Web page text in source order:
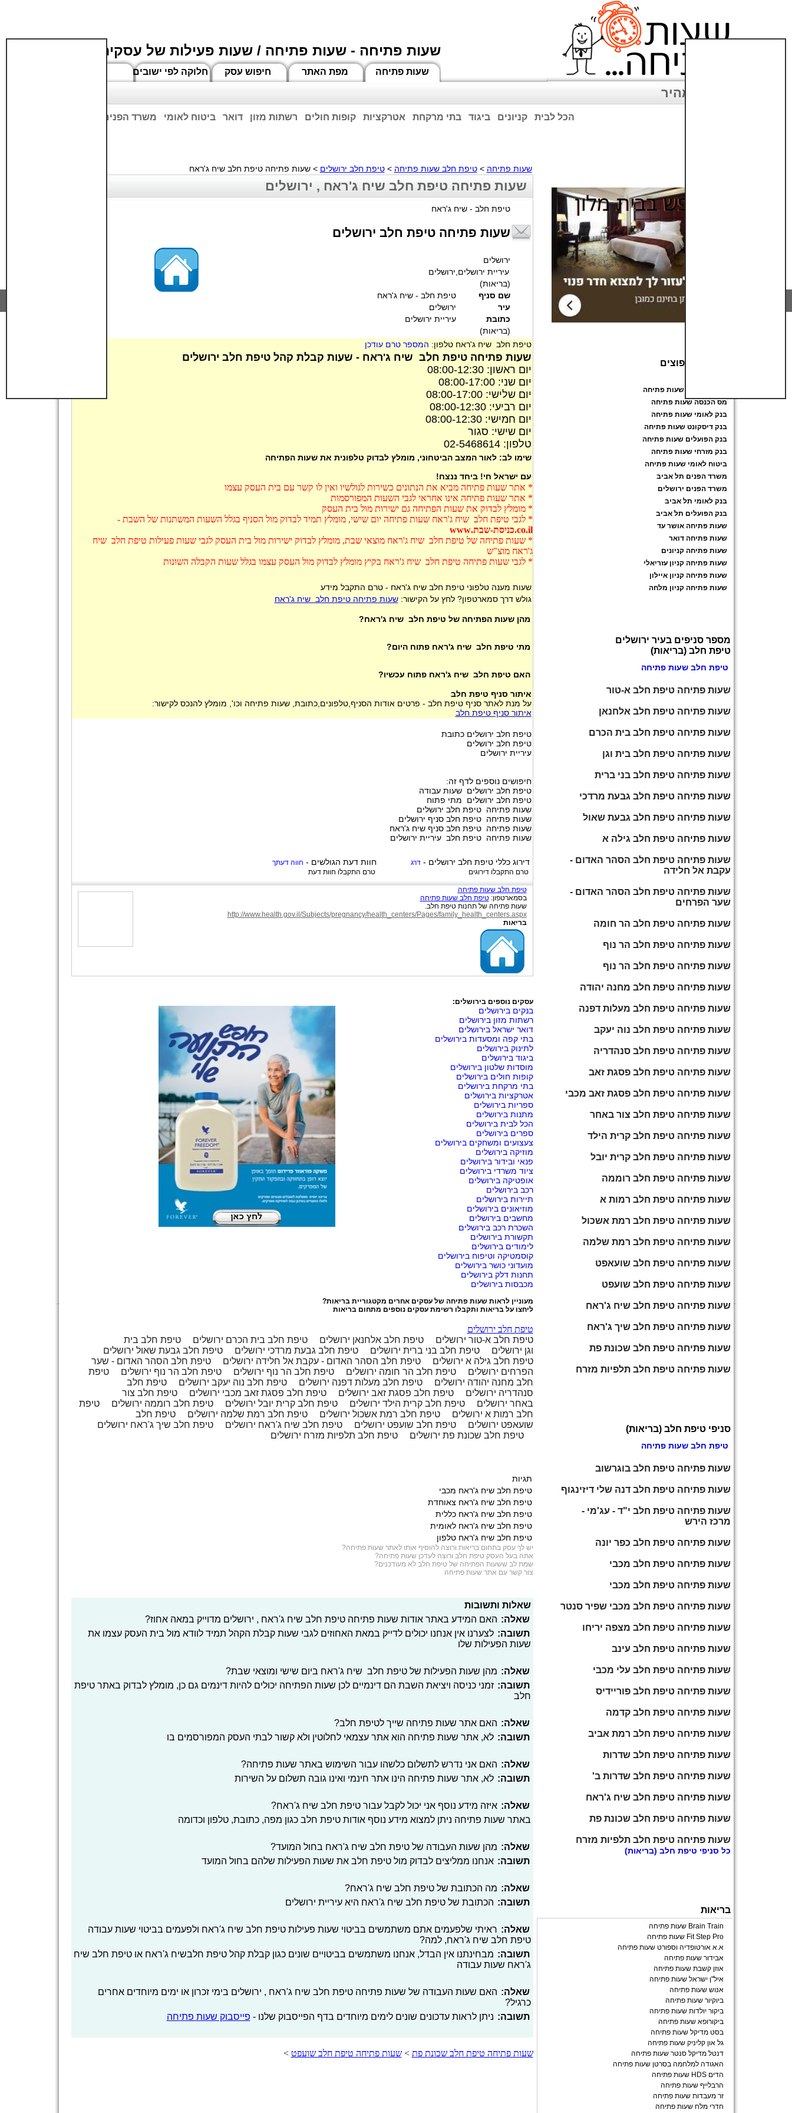
שעות פתיחה - שעות פתיחה / שעות פעילות של עסקים
חלוקה לפי ישובים חיפוש עסק מפת האתר שעות פתיחה
ניווט מהיר
משרד הפנים ביטוח לאומי דואר רשתות מזון קופות חולים אטרקציות בתי מרקחת ביגוד קניונים הכל לבית
שעות פתיחה >טיפת חלב שעות פתיחה >טיפת חלב ירושלים >שעות פתיחה טיפת חלב שיח ג'ראח
שעות פתיחה טיפת חלב שיח ג'ראח , ירושלים
טיפת חלב - שיח ג'ראח
שעות פתיחה טיפת חלב ירושלים
ירושלים
עיריית ירושלים,ירושלים
(בריאות)
שם סניף
טיפת חלב - שיח ג'ראח
עיר
ירושלים
כתובת
עיריית ירושלים
(בריאות)
טיפת חלב שיח ג'ראח טלפון: המספר טרם עודכן
שעות פתיחה טיפת חלב שיח ג'ראח - שעות קבלת קהל טיפת חלב ירושלים
יום ראשון: 08:00-12:30
יום שני: 08:00-17:00
יום שלישי: 08:00-17:00
יום רביעי: 08:00-12:30
יום חמישי: 08:00-12:30
יום שישי: סגור
טלפון: 02-5468614
שימו לב: לאור המצב הביטחוני, מומלץ לבדוק טלפונית את שעות הפתיחה
עם ישראל חי! ביחד ננצח!
* אתר שעות פתיחה מביא את הנתונים כשירות לגולשיו ואין לו קשר עם בית העסק עצמו
* אתר שעות פתיחה אינו אחראי לגבי השעות המפורסמות
* מומלץ לבדוק את שעות הפתיחה גם ישירות מול בית העסק
* לגבי טיפת חלב שיח ג'ראח שעות פתיחה יום שישי, מומלץ תמיד לבדוק מול הסניף בגלל השעות המשתנות של השבת -
co.il.כניסת-שבת.www
* שעות פתיחה של טיפת חלב שיח ג'ראח מוצאי שבת, מומלץ לבדוק ישירות מול בית העסק לגבי שעות פעילות טיפת חלב שיח
ג'ראח מוצ"ש
* לגבי שעות פתיחה טיפת חלב שיח ג'ראח בקיץ מומלץ לבדוק מול העסק עצמו בגלל שעות הקבלה השונות
שעות מענה טלפוני טיפת חלב שיח ג'ראח - טרם התקבל מידע
גולש דרך סמארטפון? לחץ על הקישור:שעות פתיחה טיפת חלב שיח ג'ראח
מהן שעות הפתיחה של טיפת חלב שיח ג'ראח?
מתי טיפת חלב שיח ג'ראח פתוח היום?
האם טיפת חלב שיח ג'ראח פתוח עכשיו?
איתור סניף טיפת חלב
על מנת לאתר סניף טיפת חלב - פרטים אודות הסניף,טלפונים,כתובת, שעות פתיחה וכו', מומלץ להנכס לקישור:
איתור סניף טיפת חלב
טיפת חלב ירושלים כתובת
טיפת חלב ירושלים
עיריית ירושלים
חיפושים נוספים לדף זה:
טיפת חלב ירושלים שעות עבודה
טיפת חלב ירושלים מתי פתוח
שעות פתיחה טיפת חלב ירושלים
שעות פתיחה טיפת חלב סניף ירושלים
שעות פתיחה טיפת חלב סניף שיח ג'ראח
שעות פתיחה טיפת חלב עיריית ירושלים
חוות דעת הגולשים - חווה דעתך
טרם התקבלו חוות דעת
דירוג כלליטיפת חלב ירושלים -דרג
טרם התקבלו דירוגים
טיפת חלב שעות פתיחה
בסמארטפון:טיפת חלב שעות פתיחה
שעות פתיחה של תחנות טיפת חלב.
http://www.health.gov.il/Subjects/pregnancy/health_centers/Pages/family_health_centers.aspx
בריאות
עסקים נוספים בירושלים:
בנקים בירושלים
רשתות מזון בירושלים
דואר ישראל בירושלים
בתי קפה ומסעדות בירושלים
לתינוק בירושלים
ביגוד בירושלים
מוסדות שלטון בירושלים
קופות חולים בירושלים
בתי מרקחת בירושלים
אטרקציות בירושלים
ספריות בירושלים
מתנות בירושלים
הכל לבית בירושלים
ספרים בירושלים
צעצועים ומשחקים בירושלים
מוזיקה בירושלים
פנאי ובידור בירושלים
ציוד משרדי בירושלים
אופטיקה בירושלים
רכב בירושלים
תיירות בירושלים
מוזיאונים בירושלים
מחשבים בירושלים
השכרת רכב בירושלים
תקשורת בירושלים
לימודים בירושלים
קוסמטיקה וטיפוח בירושלים
מועדוני כושר בירושלים
תחנות דלק בירושלים
מכבסות בירושלים
מעוניין לראות שעות פתיחה של עסקים אחרים מקטגורייתבריאות?
ליחצו עלבריאות ותקבלו רשימת עסקים נוספים מתחום בריאות
טיפת חלב ירושלים
טיפת חלב א-טור ירושלים
טיפת חלב אלחנאן ירושלים טיפת חלב בית הכרם ירושלים
טיפת חלב בית
וגן ירושלים
טיפת חלב בני ברית ירושלים טיפת חלב גבעת מרדכי ירושלים
טיפת חלב גבעת שאול ירושלים
טיפת חלב גילה א ירושלים
טיפת חלב הסהר האדום - עקבת אל חלידה ירושלים
טיפת חלב הסהר האדום - שער
הפרחים ירושלים
טיפת חלב הר חומה ירושלים טיפת חלב הר נוף ירושלים טיפת חלב הר נוף ירושלים
טיפת
חלב מחנה יהודה ירושלים
טיפת חלב מעלות דפנה ירושלים טיפת חלב נוה יעקב ירושלים
טיפת חלב
סנהדריה ירושלים
טיפת חלב פסגת זאב ירושלים טיפת חלב פסגת זאב מכבי ירושלים
טיפת חלב צור
באחר ירושלים
טיפת חלב קרית הילד ירושלים טיפת חלב קרית יובל ירושלים טיפת חלב רוממה ירושלים
טיפת
חלב רמות א ירושלים
טיפת חלב רמת אשכול ירושלים טיפת חלב רמת שלמה ירושלים
טיפת חלב
שועאפט ירושלים
טיפת חלב שועפט ירושלים טיפת חלב שיח ג'ראח ירושלים
טיפת חלב שיך ג'ראח ירושלים
טיפת חלב שכונת פת ירושלים
טיפת חלב תלפיות מזרח ירושלים
תגיות
טיפת חלב שיח ג'ראח מכבי
טיפת חלב שיח ג'ראח צאוחדת
טיפת חלב שיח ג'ראח כללית
טיפת חלב שיח ג'ראח לאומית
טיפת חלב שיח ג'ראח טלפון
יש לך עסק בתחוםבריאות ורוצה להוסיף אותו לאתר שעות פתיחה?
אתה בעל העסק טיפת חלב ורוצה לעדכן שעות פתיחה?
שמת לב ששעות הפתיחה של טיפת חלב לא מעודכנים?
צור קשר עם אתר שעות פתיחה
שאלות ותשובות
שאלה: האם המידע באתר אודות שעות פתיחה טיפת חלב שיח ג'ראח , ירושלים מדוייק במאה אחוז?
תשובה: לצערנו אין אנחנו יכולים לדייק במאת האחוזים לגבי שעות קבלת הקהל תמיד לוודא מול בית העסק עצמו את
שעות הפעילות שלו
שאלה: מהן שעות הפעילות של טיפת חלב שיח ג'ראח ביום שישי ומוצאי שבת?
תשובה: זמני כניסה ויציאת השבת הם דינמיים לכן שעות הפתיחה יכולים להיות דינמים גם כן, מומלץ לבדוק באתר טיפת
חלב
שאלה: האם אתר שעות פתיחה שייך לטיפת חלב?
תשובה: לא, אתר שעות פתיחה הוא אתר עצמאי לחלוטין ולא קשור לבתי העסק המפורסמים בו
שאלה: האם אני נדרש לתשלום כלשהו עבור השימוש באתר שעות פתיחה?
תשובה: לא, אתר שעות פתיחה הינו אתר חינמי ואינו גובה תשלום על השירות
שאלה: איזה מידע נוסף אני יכול לקבל עבור טיפת חלב שיח ג'ראח?
באתר שעות פתיחה ניתן למצוא מידע נוסף אודות טיפת חלב כגון מפה, כתובת, טלפון וכדומה
שאלה: מהן שעות העבודה של טיפת חלב שיח ג'ראח בחול המועד?
תשובה: אנחנו ממליצים לבדוק מול טיפת חלב את שעות הפעילות שלהם בחול המועד
שאלה: מה הכתובת של טיפת חלב שיח ג'ראח?
תשובה: הכתובת של טיפת חלב שיח ג'ראח היא עיריית ירושלים
שאלה: ראיתי שלפעמים אתם משתמשים בביטוי שעות פעילות טיפת חלב שיח ג'ראח ולפעמים בביטוי שעות עבודה
טיפת חלב שיח ג'ראח, למה?
תשובה: מבחינתנו אין הבדל, אנחנו משתמשים בביטויים שונים כגון קבלת קהל טיפת חלבשיח ג'ראח או טיפת חלב שיח
ג'ראח שעות עבודה
שאלה: האם שעות העבודה של שעות פתיחה טיפת חלב שיח ג'ראח , ירושלים בימי זכרון או ימים מיוחדים אחרים
כרגיל?
תשובה: ניתן לראות עדכונים שונים לימים מיוחדים בדף הפייסבוק שלנו - פייסבוק שעות פתיחה
שעות פתיחה טיפת חלב שכונת פת >שעות פתיחה טיפת חלב שועפט >
חיפושים נפוצים
משרד הפנים שעות פתיחה
מס הכנסה שעות פתיחה
בנק לאומי שעות פתיחה
בנק דיסקונט שעות פתיחה
בנק הפועלים שעות פתיחה
בנק מזרחי שעות פתיחה
ביטוח לאומי שעות פתיחה
משרד הפנים תל אביב
משרד הפנים ירושלים
בנק לאומי תל אביב
בנק הפועלים תל אביב
שעות פתיחה אושר עד
שעות פתיחה דואר
שעות פתיחה קניונים
שעות פתיחה קניון עזריאלי
שעות פתיחה קניון איילון
שעות פתיחה קניון מלחה
מספר סניפים בעיר ירושלים
טיפת חלב (בריאות)
טיפת חלב שעות פתיחה
שעות פתיחה טיפת חלב א-טור
שעות פתיחה טיפת חלב אלחנאן
שעות פתיחה טיפת חלב בית הכרם
שעות פתיחה טיפת חלב בית וגן
שעות פתיחה טיפת חלב בני ברית
שעות פתיחה טיפת חלב גבעת מרדכי
שעות פתיחה טיפת חלב גבעת שאול
שעות פתיחה טיפת חלב גילה א
שעות פתיחה טיפת חלב הסהר האדום -
עקבת אל חלידה
שעות פתיחה טיפת חלב הסהר האדום -
שער הפרחים
שעות פתיחה טיפת חלב הר חומה
שעות פתיחה טיפת חלב הר נוף
שעות פתיחה טיפת חלב הר נוף
שעות פתיחה טיפת חלב מחנה יהודה
שעות פתיחה טיפת חלב מעלות דפנה
שעות פתיחה טיפת חלב נוה יעקב
שעות פתיחה טיפת חלב סנהדריה
שעות פתיחה טיפת חלב פסגת זאב
שעות פתיחה טיפת חלב פסגת זאב מכבי
שעות פתיחה טיפת חלב צור באחר
שעות פתיחה טיפת חלב קרית הילד
שעות פתיחה טיפת חלב קרית יובל
שעות פתיחה טיפת חלב רוממה
שעות פתיחה טיפת חלב רמות א
שעות פתיחה טיפת חלב רמת אשכול
שעות פתיחה טיפת חלב רמת שלמה
שעות פתיחה טיפת חלב שועאפט
שעות פתיחה טיפת חלב שועפט
שעות פתיחה טיפת חלב שיח ג'ראח
שעות פתיחה טיפת חלב שיך ג'ראח
שעות פתיחה טיפת חלב שכונת פת
שעות פתיחה טיפת חלב תלפיות מזרח
סניפי טיפת חלב (בריאות)
טיפת חלב שעות פתיחה
שעות פתיחה טיפת חלב בוגרשוב
שעות פתיחה טיפת חלב דנה שלי דיזינגוף
שעות פתיחה טיפת חלב י"ד - עג'מי -
מרכז הירש
שעות פתיחה טיפת חלב כפר יונה
שעות פתיחה טיפת חלב מכבי
שעות פתיחה טיפת חלב מכבי
שעות פתיחה טיפת חלב מכבי שפיר סנטר
שעות פתיחה טיפת חלב מצפה יריחו
שעות פתיחה טיפת חלב עינב
שעות פתיחה טיפת חלב עלי מכבי
שעות פתיחה טיפת חלב פוריידיס
שעות פתיחה טיפת חלב קדמה
שעות פתיחה טיפת חלב רמת אביב
שעות פתיחה טיפת חלב שדרות
שעות פתיחה טיפת חלב שדרות ב'
שעות פתיחה טיפת חלב שיח ג'ראח
שעות פתיחה טיפת חלב שכונת פת
שעות פתיחה טיפת חלב תלפיות מזרח
כל סניפי טיפת חלב (בריאות)
בריאות
Brain Train שעות פתיחה
Fit Step Pro שעות פתיחה
א.א אורטופדיה וספורט שעות פתיחה
אבידור שעות פתיחה
אוזן קשבת שעות פתיחה
איל"ן ישראל שעות פתיחה
אנוש שעות פתיחה
ביוקיור שעות פתיחה
ביקור יולדות שעות פתיחה
ביקורופא שעות פתיחה
בסט מדיקל שעות פתיחה
גל און קליניק שעות פתיחה
דנטל מדיקל סנטר שעות פתיחה
האגודה למלחמה בסרטן שעות פתיחה
הדים HDS שעות פתיחה
הרבלייף שעות פתיחה
זר מעבדות שעות פתיחה
חדרי מלח שעות פתיחה